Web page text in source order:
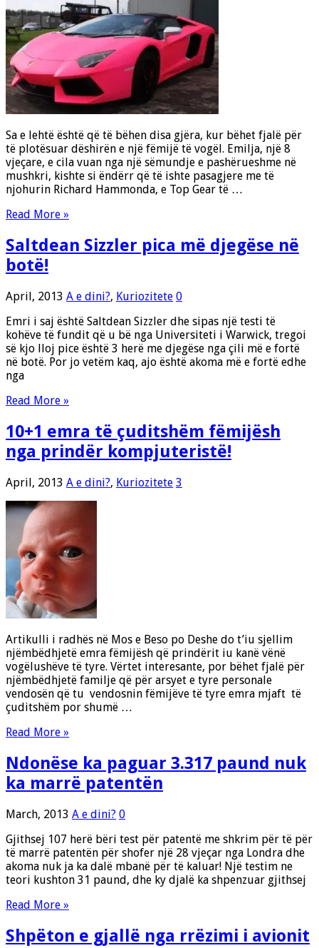
Sa e lehtë është që të bëhen disa gjëra, kur bëhet fjalë për
të plotësuar dëshirën e një fëmijë të vogël. Emilja, një 8
vjeçare, e cila vuan nga një sëmundje e pashërueshme në
mushkri, kishte si ëndërr që të ishte pasagjere me të
njohurin Richard Hammonda, e Top Gear të …
Read More »
Saltdean Sizzler pica më djegëse në
botë!
April, 2013 A e dini?, Kuriozitete 0
Emri i saj është Saltdean Sizzler dhe sipas një testi të
kohëve të fundit që u bë nga Universiteti i Warwick, tregoi
së kjo lloj pice është 3 herë me djegëse nga çili më e fortë
në botë. Por jo vetëm kaq, ajo është akoma më e fortë edhe
nga
Read More »
10+1 emra të çuditshëm fëmijësh
nga prindër kompjuteristë!
April, 2013 A e dini?, Kuriozitete 3
Artikulli i radhës në Mos e Beso po Deshe do t’iu sjellim
njëmbëdhjetë emra fëmijësh që prindërit iu kanë vënë
vogëlushëve të tyre. Vërtet interesante, por bëhet fjalë për
njëmbëdhjetë familje që për arsyet e tyre personale
vendosën që tu vendosnin fëmijëve të tyre emra mjaft të
çuditshëm por shumë …
Read More »
Ndonëse ka paguar 3.317 paund nuk
ka marrë patentën
March, 2013 A e dini? 0
Gjithsej 107 herë bëri test për patentë me shkrim për të për
të marrë patentën për shofer një 28 vjeçar nga Londra dhe
akoma nuk ja ka dalë mbanë për të kaluar! Një testim ne
teori kushton 31 paund, dhe ky djalë ka shpenzuar gjithsej
Read More »
Shpëton e gjallë nga rrëzimi i avionit